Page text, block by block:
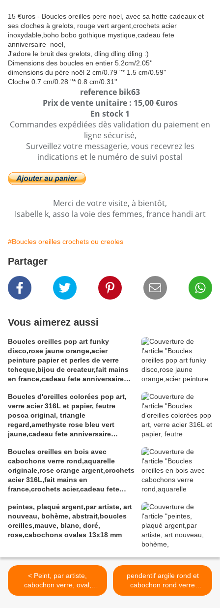
15 €uros - Boucles oreilles pere noel, avec sa hotte cadeaux et
ses cloches à grelots, rouge vert argent,crochets acier
inoxydable,boho bobo gothique mystique,cadeau fete
anniversaire noel,
J'adore le bruit des grelots, dling dling dling :)
Dimensions des boucles en entier 5.2cm/2.05''
dimensions du père noël 2 cm/0.79 ''* 1.5 cm/0.59''
Cloche 0.7 cm/0.28 ''* 0.8 cm/0.31''
reference bik63
Prix de vente unitaire : 15,00 €uros
En stock 1
Commandes expédiées dès validation du paiement en
ligne sécurisé,
Surveillez votre messagerie, vous recevrez les
indications et le numéro de suivi postal
Merci de votre visite, à bientôt,
Isabelle k, asso la voie des femmes, france handi art
#Boucles oreilles crochets ou creoles
Partager
Vous aimerez aussi
Boucles oreilles pop art funky
disco,rose jaune orange,acier
peinture papier et perles de verre
tcheque,bijou de createur,fait mains
en france,cadeau fete anniversaire
narbonne
Boucles d'oreilles colorées pop art,
verre acier 316L et papier, feutre
posca original, triangle
regard,amethyste rose bleu vert
jaune,cadeau fete anniversaire
Boucles oreilles en bois avec
cabochons verre rond,aquarelle
originale,rose orange argent,crochets
acier 316L,fait mains en
france,crochets acier,cadeau fete
peintes, plaqué argent,par artiste, art
nouveau, bohème, abstrait,boucles
oreilles,mauve, blanc, doré,
rose,cabochons ovales 13x18 mm
< Peint, par artiste,
cabochon verre, oval,
18x25mm, sur broche metal
pendentif argile rond et
cabochon rond verre
peints,par artiste,marron,